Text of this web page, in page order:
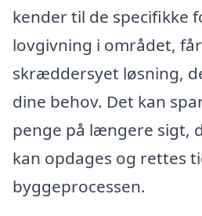
kender til de specifikke
lovgivning i området,
skræddersyet løsning,
dine behov. Det kan
penge på længere sigt,
kan opdages og rettes
byggeprocessen.